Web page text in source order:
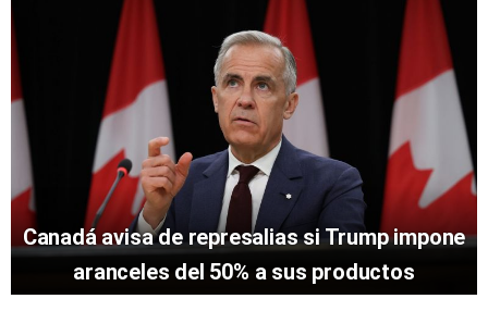
Canadá avisa de represalias si Trump impone
aranceles del 50% a sus productos